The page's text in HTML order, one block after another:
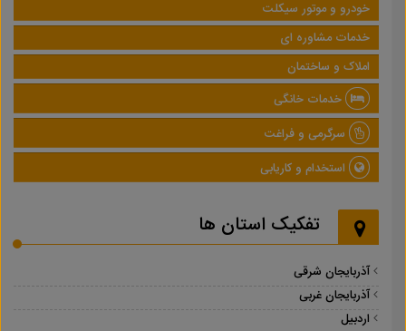
خودرو و موتور سیکلت
خدمات مشاوره ای
املاک و ساختمان
خدمات خانگی
سرگرمی و فراغت
استخدام و کاریابی
تفکیک استان ها
آذربایجان شرقی
آذربایجان غربی
اردبیل